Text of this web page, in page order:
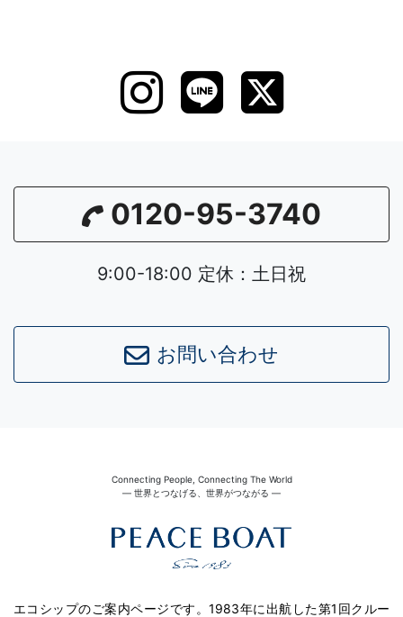
0120-95-3740
9:00-18:00 定休：土日祝
お問い合わせ
Connecting People, Connecting The World
― 世界とつなげる、世界がつながる ―
エコシップのご案内ページです。1983年に出航した第1回クルー